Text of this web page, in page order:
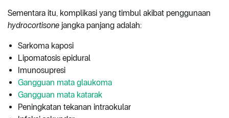
Sementara itu, komplikasi yang timbul akibat penggunaan
hydrocortisone jangka panjang adalah:
Sarkoma kaposi
Lipomatosis epidural
Imunosupresi
Gangguan mata glaukoma
Gangguan mata katarak
Peningkatan tekanan intraokular